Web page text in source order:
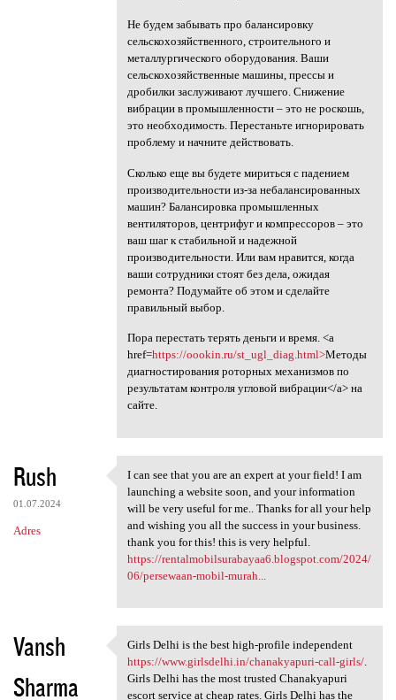
Не будем забывать про балансировку
сельскохозяйственного, строительного и
металлургического оборудования. Ваши
сельскохозяйственные машины, прессы и
дробилки заслуживают лучшего. Снижение
вибрации в промышленности – это не роскошь,
это необходимость. Перестаньте игнорировать
проблему и начните действовать.
Сколько еще вы будете мириться с падением
производительности из-за небалансированных
машин? Балансировка промышленных
вентиляторов, центрифуг и компрессоров – это
ваш шаг к стабильной и надежной
производительности. Или вам нравится, когда
ваши сотрудники стоят без дела, ожидая
ремонта? Подумайте об этом и сделайте
правильный выбор.
Пора перестать терять деньги и время. <a
href=https://oookin.ru/st_ugl_diag.html>Методы
диагностирования роторных механизмов по
результатам контроля угловой вибрации</a> на
сайте.
Rush
01.07.2024
Adres
I can see that you are an
I can see that you are an expert at your field! I am
launching a website soon, and your information
will be very useful for me.. Thanks for all your help
and wishing you all the success in your business.
thank you for this! this is very helpful.
https://rentalmobilsurabayaa6.blogspot.com/2024/
06/persewaan-mobil-murah...
Vansh
Sharma
Girls Delhi is the best high
Girls Delhi is the best high-profile independent
https://www.girlsdelhi.in/chanakyapuri-call-girls/.
Girls Delhi has the most trusted Chanakyapuri
escort service at cheap rates. Girls Delhi has the